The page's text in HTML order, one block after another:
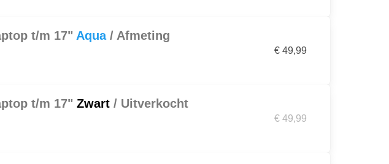
t/m 17" Aqua/ Afmeting
€ 49,99
t/m 17"Zwart / Uitverkocht
€ 49,99